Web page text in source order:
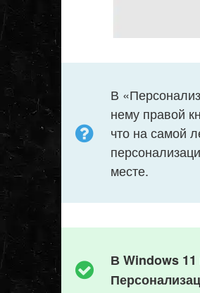
В
нему правой
что на самой
месте.
ВWindows